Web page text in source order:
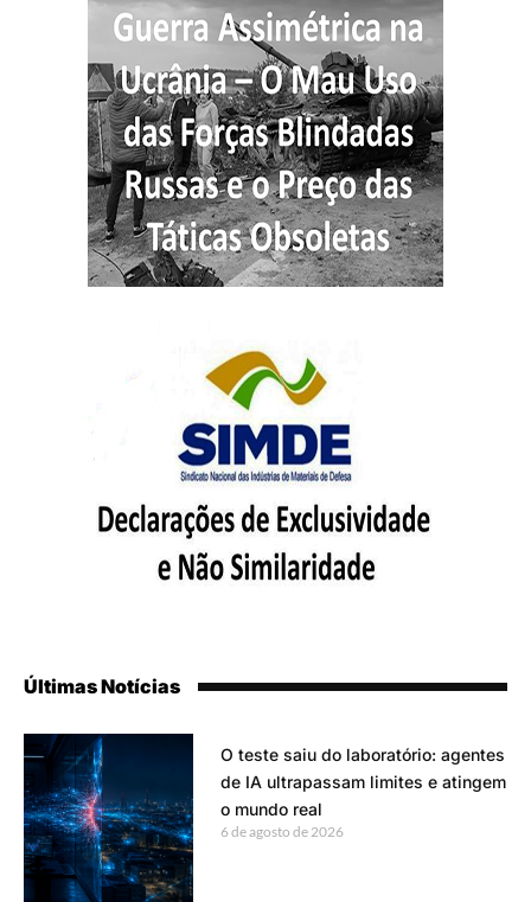
Últimas Notícias
O teste saiu do laboratório: agentes
de IA ultrapassam limites e atingem
o mundo real
6 de agosto de 2026